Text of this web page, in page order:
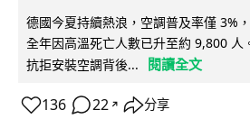
德國今夏持續熱浪，空調普及率僅 3%
全年因高溫死亡人數已升至約 9,800 人
抗拒安裝空調背後...
閱讀全文
136 22 ↗ 分享